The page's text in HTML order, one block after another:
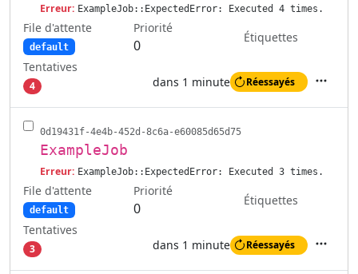
Erreur: ExampleJob::ExpectedError: Executed 4 times.
File d'attente
default
Priorité
0
Étiquettes
Tentatives
4 dans 1 minute Réessayés
0d19431f-4e4b-452d-8c6a-e60085d65d75
ExampleJob
Erreur: ExampleJob::ExpectedError: Executed 3 times.
File d'attente
default
Priorité
0
Étiquettes
Tentatives
3 dans 1 minute Réessayés